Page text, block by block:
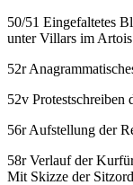
50/51 Eingefaltetes
unter Villars im
52r
52v
56r Aufstellung der
58r Verlauf der
Mit Skizze der